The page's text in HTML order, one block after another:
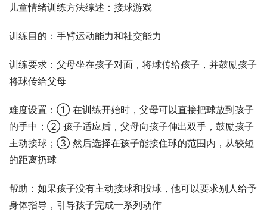
儿童情绪训练方法综述：接球游戏
训练目的：手臂运动能力和社交能力
训练要求：父母坐在孩子对面，将球传给孩子，并鼓励孩子
将球传给父母
难度设置：① 在训练开始时，父母可以直接把球放到孩子
的手中；② 孩子适应后，父母向孩子伸出双手，鼓励孩子
主动接球；③ 然后选择在孩子能接住球的范围内，从较短
的距离扔球
帮助：如果孩子没有主动接球和投球，他可以要求别人给予
身体指导，引导孩子完成一系列动作